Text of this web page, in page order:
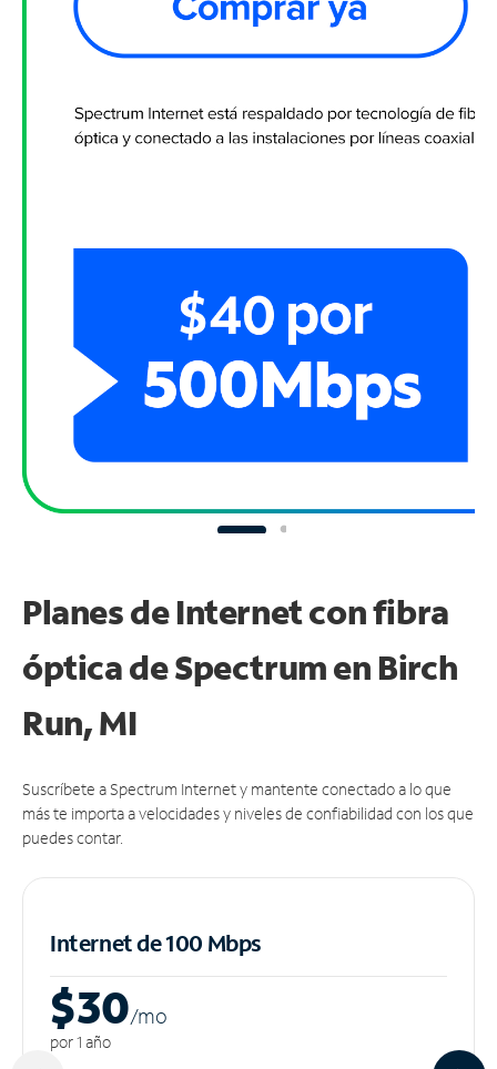
Planes de Internet con fibra
óptica de Spectrum en Birch
Run, MI
Suscríbete a Spectrum Internet y mantente conectado a lo que
más te importa a velocidades y niveles de confiabilidad con los que
puedes contar.
Internet de 100 Mbps
$30/mo
por 1 año